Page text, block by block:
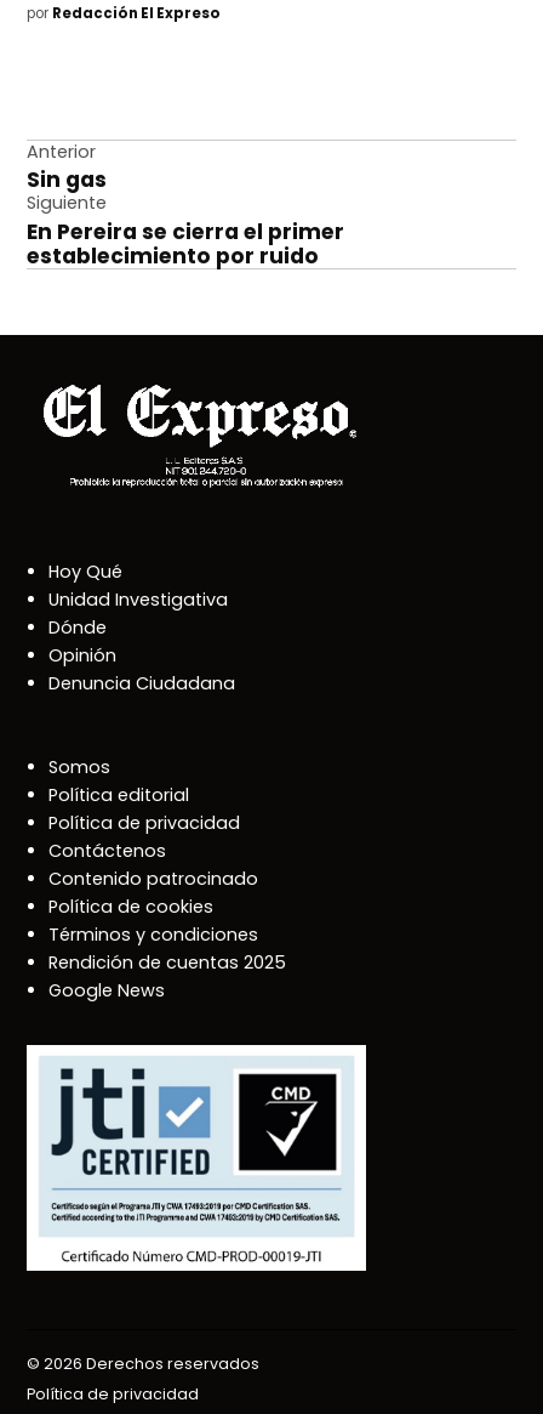
por Redacción El Expreso
Navegación
de
entradas
Anterior
Sin gas
Siguiente
En Pereira se cierra el primer
establecimiento por ruido
Hoy Qué
Unidad Investigativa
Dónde
Opinión
Denuncia Ciudadana
Somos
Política editorial
Política de privacidad
Contáctenos
Contenido patrocinado
Política de cookies
Términos y condiciones
Rendición de cuentas 2025
Google News
© 2026 Derechos reservados
Política de privacidad